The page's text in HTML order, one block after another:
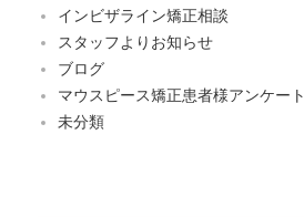
インビザライン矯正相談
スタッフよりお知らせ
ブログ
マウスピース矯正患者様アンケート
未分類